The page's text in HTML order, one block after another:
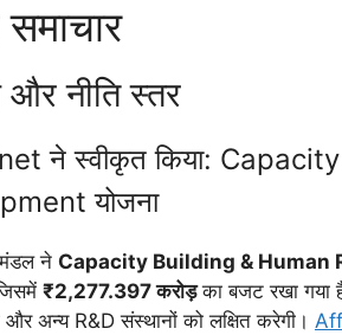
और नीति स्तर
ने स्वीकृत किया:
योजना
ने Capacity Building & Human
₹2,277.397 करोड़का बजट रखा गया
और अन्य R&D संस्थानों को लक्षित करेगी।